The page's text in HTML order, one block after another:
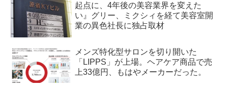
起点に、4年後の美容業界を変えた
い』グリー、ミクシィを経て美容室開
業の異色社長に独占取材
メンズ特化型サロンを切り開いた
「LIPPS」が上場。ヘアケア商品で売
上33億円、もはやメーカーだった。